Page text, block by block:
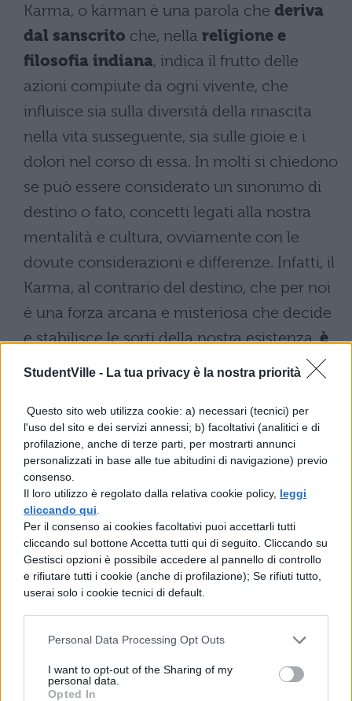
StudentVille - La tua privacy è la nostra priorità
Questo sito web utilizza cookie: a) necessari (tecnici) per
l'uso del sito e dei servizi annessi; b) facoltativi (analitici e di
profilazione, anche di terze parti, per mostrarti annunci
personalizzati in base alle tue abitudini di navigazione) previo
consenso.
Il loro utilizzo è regolato dalla relativa cookie policy, leggi
cliccando qui
Per il consenso ai cookies facoltativi puoi accettarli tutti
cliccando sul bottone Accetta tutti qui di seguito. Cliccando su
Gestisci opzioni è possibile accedere al pannello di controllo
e rifiutare tutti i cookie (anche di profilazione); Se rifiuti tutto,
userai solo i cookie tecnici di default.
Personal Data Processing Opt Outs
I want to opt-out of the Sharing of my
personal data.
Opted In
Karma, o kàrman è una parola che deriva
dal sanscrito che, nella religione e
filosofia indiana, indica il frutto delle
azioni compiute da ogni vivente, che
influisce sia sulla diversità della rinascita
nella vita susseguente, sia sulle gioie e i
dolori nel corso di essa. In molti si chiedono
se può essere considerato un sinonimo di
destino o fato, concetti legati alla nostra
mentalità e cultura, ovviamente con le
dovute considerazioni e differenze. Infatti, il
Karma, al contrario del destino, che per noi
è una forza arcana e misteriosa che decide
e stabilisce le sorti della nostra esistenza,è
un complesso di situazioni che l’uomo
l’uomo stesso responsabile delle proprie
azioni e non il destino: questo è il vero e
intrinseco significato del termine karma.
KARMA NEGATIVO: SIGNIFICATO.Il
Karma è unconcetto centrale
nell'Induismo, nel Buddhismoe in altre
religioni. Verso il XIX secolo cominciò a
società Teosofica e attualmente riveste un
importanza centrale in numerose discipline